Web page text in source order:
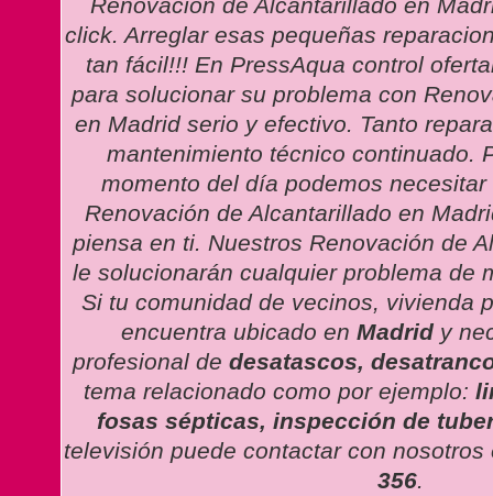
Renovación de Alcantarillado en
click. Arreglar esas pequeñas
tan fácil!!! En PressAqua control
para solucionar su problema con
en Madrid serio y efectivo. Tanto
mantenimiento técnico continuado.
momento del día podemos
Renovación de Alcantarillado en
piensa en ti. Nuestros Renovación de
le solucionarán cualquier problema de
Si tu comunidad de vecinos, vivienda
encuentra ubicado en Madrid y
profesional de desatascos,
tema relacionado como por ejemplo:
fosas sépticas, inspección de
televisión puede contactar con
356.